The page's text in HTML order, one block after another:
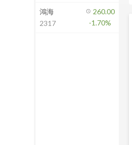
如何綁定合作券商
鴻海
2317
260.00
-1.70%